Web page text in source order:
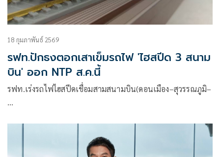
18 กุมภาพันธ์ 2569
รฟท.ปักธงตอกเสาเข็มรถไฟ 'ไฮสปีด 3 สนาม
บิน' ออก NTP ส.ค.นี้
รฟท.เร่งรถไฟไฮสปีดเชื่อมสามสนามบิน(ดอนเมือง–สุวรรณภูมิ–
…